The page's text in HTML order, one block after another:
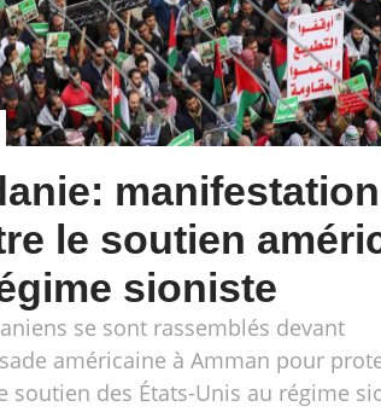
manifestation
le soutien
sioniste
se sont rassemblés devant
américaine à Amman pour
soutien des États-Unis au régime